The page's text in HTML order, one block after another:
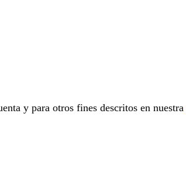
y para otros fines descritos en nuestra